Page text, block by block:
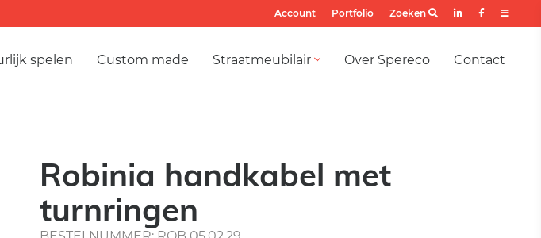
Account Portfolio Zoeken
spelen Custom made Straatmeubilair Over Spereco Contact
Robinia handkabel met
turnringen